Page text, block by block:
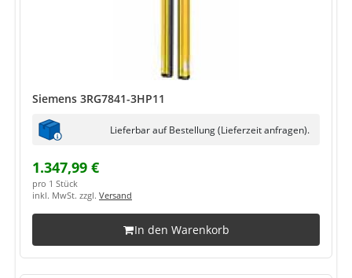
Siemens 3RG7841-3HP11
Lieferbar auf Bestellung (Lieferzeit anfragen).
1.347,99 €
pro 1 Stück
inkl. MwSt. zzgl. Versand
In den Warenkorb